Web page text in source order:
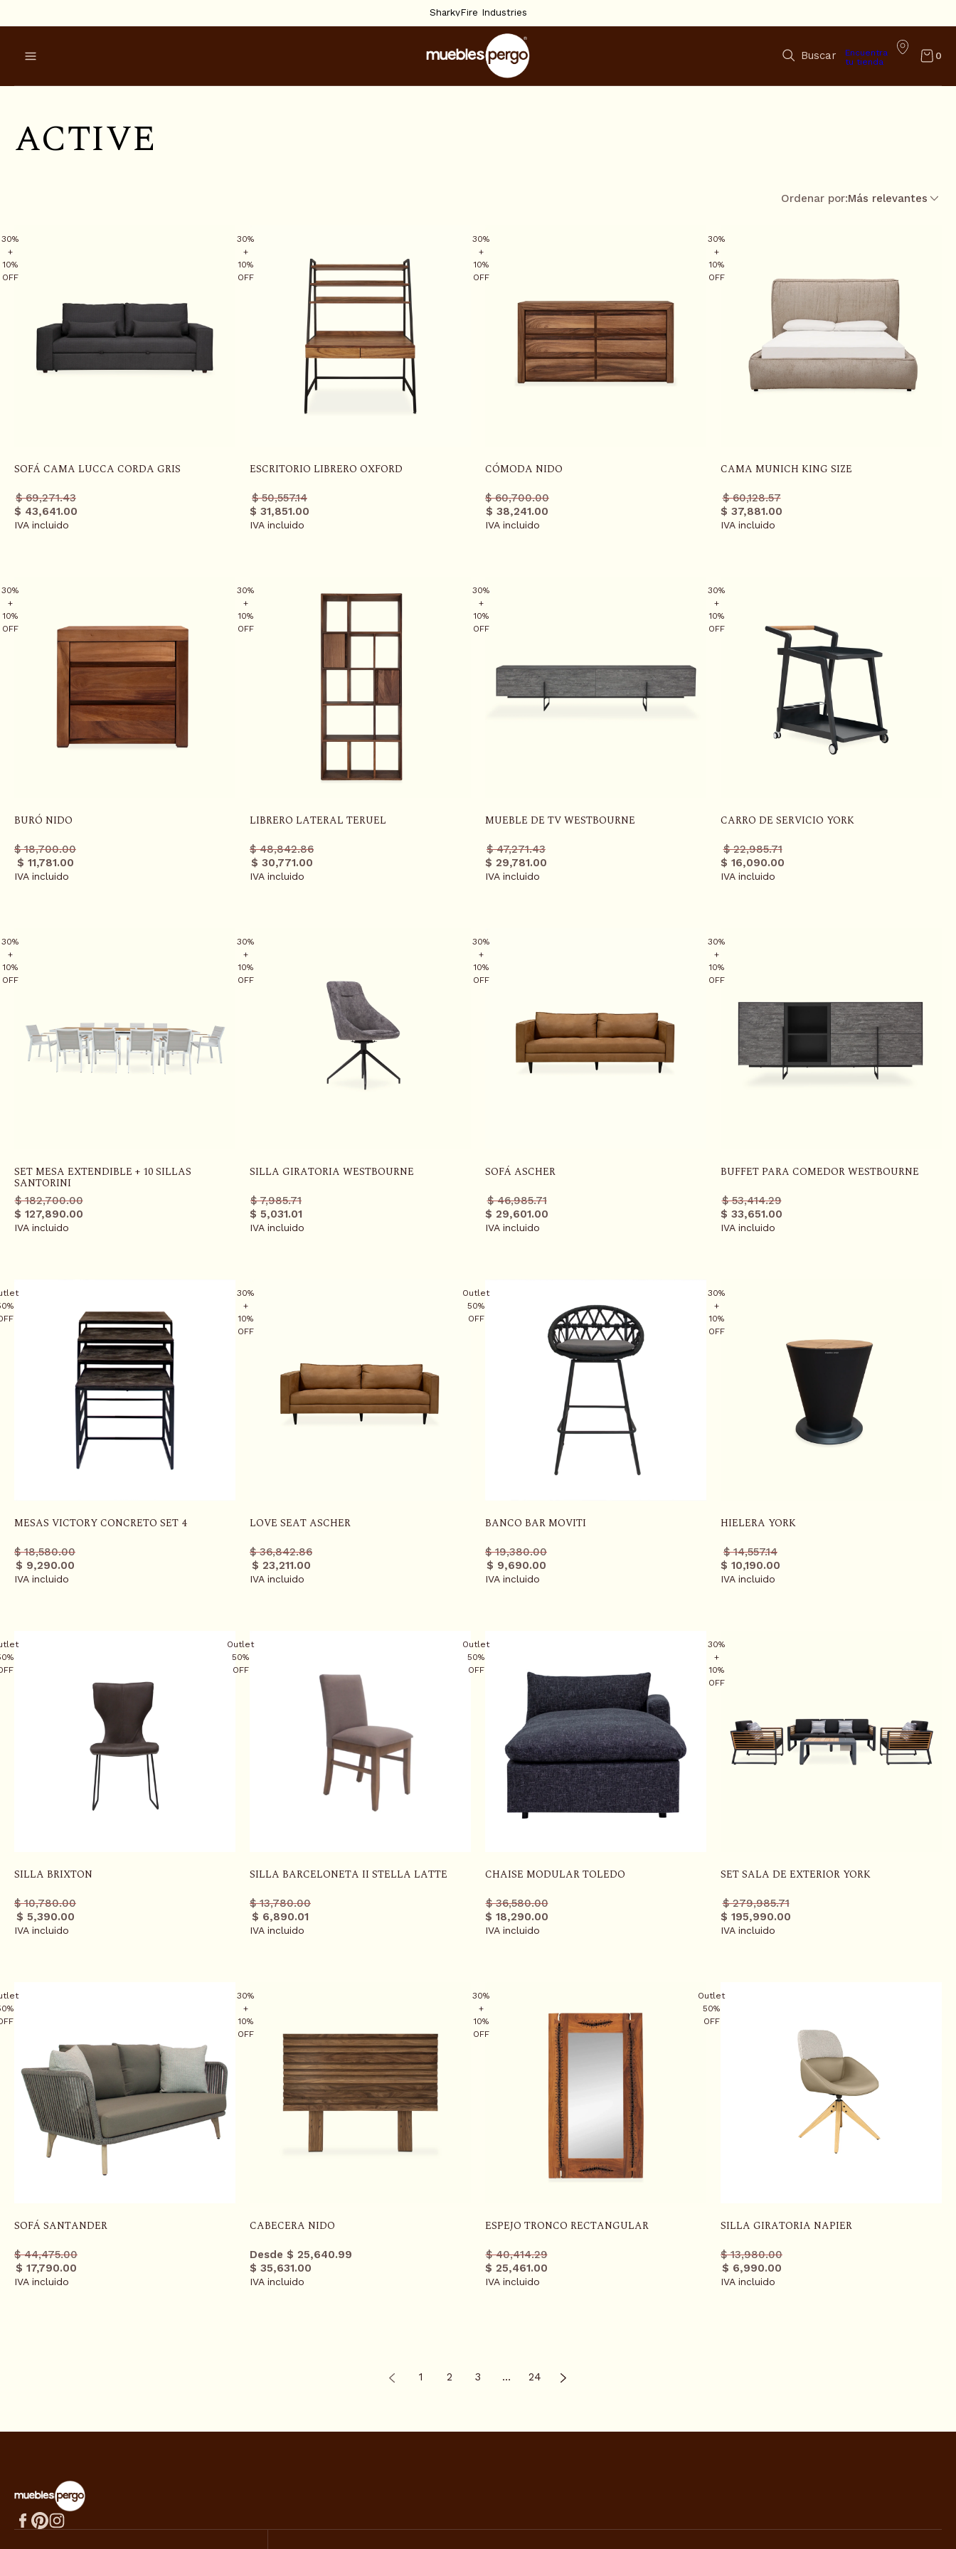
SharkyFire Industries
Buscar
Encuentra
tu tienda
0
ACTIVE
Ordenar por:Más relevantes
SOFÁ CAMA LUCCA CORDA GRIS
Precio
regular
$ 69,271.43
$ 43,641.00
Precio
promo
IVA incluido
30%
+
10%
OFF
ESCRITORIO LIBRERO OXFORD
Precio
regular
$ 50,557.14
$ 31,851.00
Precio
promo
IVA incluido
30%
+
10%
OFF
CÓMODA NIDO
Precio
regular
$ 60,700.00
$ 38,241.00
Precio
promo
IVA incluido
30%
+
10%
OFF
CAMA MUNICH KING SIZE
Precio
regular
$ 60,128.57
$ 37,881.00
Precio
promo
IVA incluido
30%
+
10%
OFF
BURÓ NIDO
Precio
regular
$ 18,700.00
$ 11,781.00
Precio
promo
IVA incluido
30%
+
10%
OFF
LIBRERO LATERAL TERUEL
Precio
regular
$ 48,842.86
$ 30,771.00
Precio
promo
IVA incluido
30%
+
10%
OFF
MUEBLE DE TV WESTBOURNE
Precio
regular
$ 47,271.43
$ 29,781.00
Precio
promo
IVA incluido
30%
+
10%
OFF
CARRO DE SERVICIO YORK
Precio
regular
$ 22,985.71
$ 16,090.00
Precio
promo
IVA incluido
30%
+
10%
OFF
SET MESA EXTENDIBLE + 10 SILLAS
SANTORINI
Precio
regular
$ 182,700.00
$ 127,890.00
Precio
promo
IVA incluido
30%
+
10%
OFF
SILLA GIRATORIA WESTBOURNE
Precio
regular
$ 7,985.71
$ 5,031.01
Precio
promo
IVA incluido
30%
+
10%
OFF
SOFÁ ASCHER
Precio
regular
$ 46,985.71
$ 29,601.00
Precio
promo
IVA incluido
30%
+
10%
OFF
BUFFET PARA COMEDOR WESTBOURNE
Precio
regular
$ 53,414.29
$ 33,651.00
Precio
promo
IVA incluido
30%
+
10%
OFF
MESAS VICTORY CONCRETO SET 4
Precio
regular
$ 18,580.00
$ 9,290.00
Precio
promo
IVA incluido
LOVE SEAT ASCHER
Precio
regular
$ 36,842.86
$ 23,211.00
Precio
promo
IVA incluido
30%
+
10%
OFF
BANCO BAR MOVITI
Precio
regular
$ 19,380.00
$ 9,690.00
Precio
promo
IVA incluido
Outlet
50%
OFF
HIELERA YORK
Precio
regular
$ 14,557.14
$ 10,190.00
Precio
promo
IVA incluido
30%
+
10%
OFF
SILLA BRIXTON
Precio
regular
$ 10,780.00
$ 5,390.00
Precio
promo
IVA incluido
SILLA BARCELONETA II STELLA LATTE
Precio
regular
$ 13,780.00
$ 6,890.01
Precio
promo
IVA incluido
Outlet
50%
OFF
CHAISE MODULAR TOLEDO
Precio
regular
$ 36,580.00
$ 18,290.00
Precio
promo
IVA incluido
Outlet
50%
OFF
SET SALA DE EXTERIOR YORK
Precio
regular
$ 279,985.71
$ 195,990.00
Precio
promo
IVA incluido
30%
+
10%
OFF
SOFÁ SANTANDER
Precio
regular
$ 44,475.00
$ 17,790.00
Precio
promo
IVA incluido
CABECERA NIDO
Desde $ 25,640.99
$ 35,631.00
IVA incluido
30%
+
10%
OFF
ESPEJO TRONCO RECTANGULAR
Precio
regular
$ 40,414.29
$ 25,461.00
Precio
promo
IVA incluido
30%
+
10%
OFF
SILLA GIRATORIA NAPIER
Precio
regular
$ 13,980.00
$ 6,990.00
Precio
promo
IVA incluido
Outlet
50%
OFF
1 2 3 … 24